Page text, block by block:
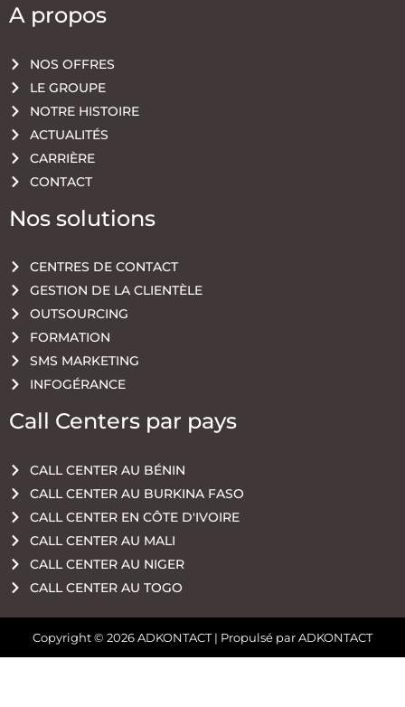
A propos
NOS OFFRES
LE GROUPE
NOTRE HISTOIRE
ACTUALITÉS
CARRIÈRE
CONTACT
Nos solutions
CENTRES DE CONTACT
GESTION DE LA CLIENTÈLE
OUTSOURCING
FORMATION
SMS MARKETING
INFOGÉRANCE
Call Centers par pays
CALL CENTER AU BÉNIN
CALL CENTER AU BURKINA FASO
CALL CENTER EN CÔTE D'IVOIRE
CALL CENTER AU MALI
CALL CENTER AU NIGER
CALL CENTER AU TOGO
Copyright © 2026 ADKONTACT | Propulsé par ADKONTACT